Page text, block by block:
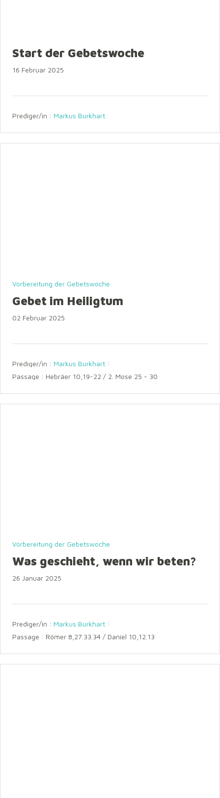
Start der Gebetswoche
16 Februar 2025
Prediger/in : Markus Burkhart
Vorbereitung der Gebetswoche
Gebet im Heiligtum
02 Februar 2025
Prediger/in : Markus Burkhart
Passage : Hebräer 10,19-22 / 2. Mose 25 - 30
Vorbereitung der Gebetswoche
Was geschieht, wenn wir beten?
26 Januar 2025
Prediger/in : Markus Burkhart
Passage : Römer 8,27.33.34 / Daniel 10,12.13